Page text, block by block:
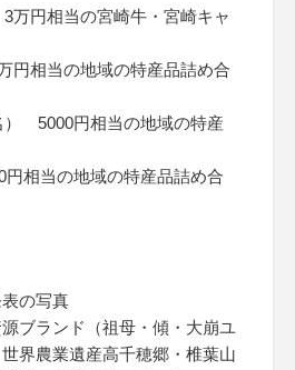
円相当の宮崎牛・宮崎キャ
相当の地域の特産品詰め合
） 5000円相当の地域の特産
相当の地域の特産品詰め合
の写真
ブランド（祖母・傾・大崩ユ
界農業遺産高千穂郷・椎葉山